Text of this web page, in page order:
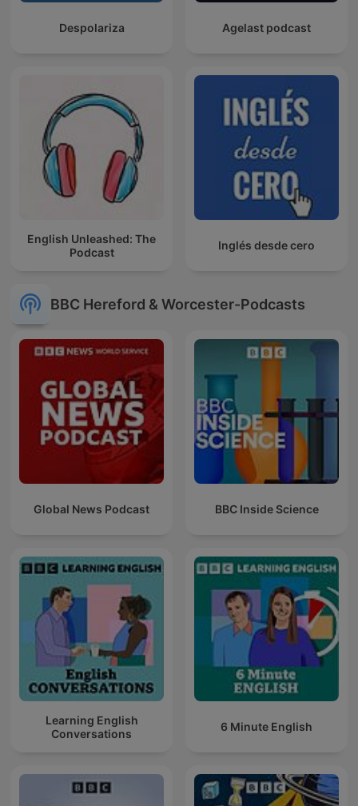
Despolariza Agelast podcast
English Unleashed: The
Podcast
Inglés desde cero
BBC Hereford & Worcester-Podcasts
Global News Podcast BBC Inside Science
Learning English
Conversations
6 Minute English